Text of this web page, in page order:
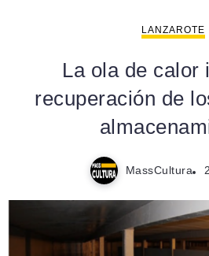
LANZAROTE
La ola de calor
recuperación de
MassCultura